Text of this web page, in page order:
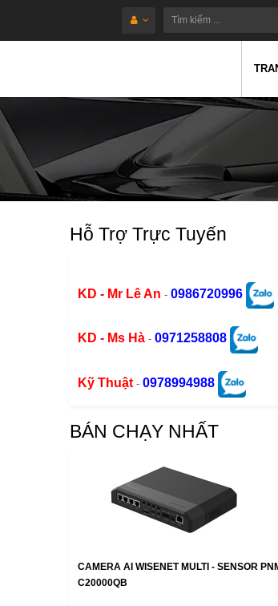
Hỗ Trợ Trực Tuyến
KD - Mr Lê An - 0986720996
KD - Ms Hà - 0971258808
Kỹ Thuật - 0978994988
BÁN CHẠY NHẤT
CAMERA AI WISENET MULTI - SENSOR
C20000QB